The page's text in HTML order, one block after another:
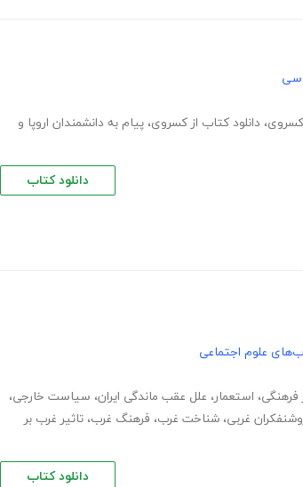
، دانلود کتاب از کسروی، پیام به دانشمندان اروپا و
دانلود کتاب
علوم اجتماعی
فرهنگی، استعمار، علل عقب ماندگی ایران، سیاست خارجی،
غربی، شناخت غرب، فرهنگ غرب، تاثیر غرب بر
دانلود کتاب